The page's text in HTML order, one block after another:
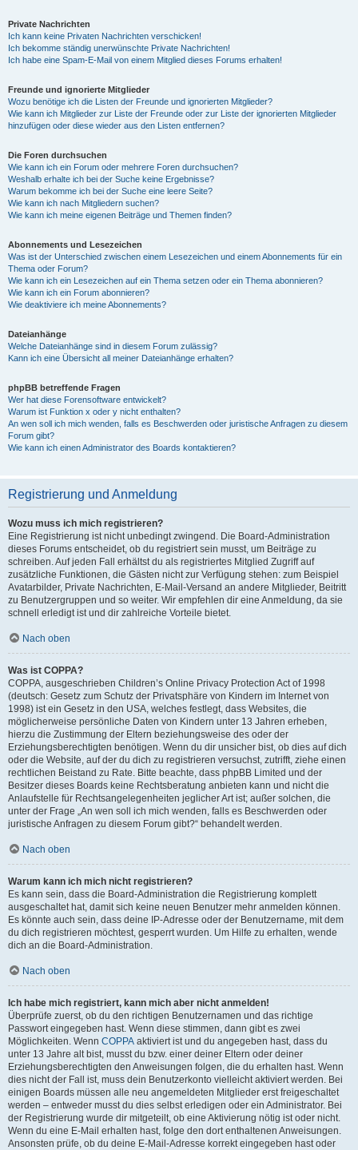
Private Nachrichten
Ich kann keine Privaten Nachrichten verschicken!
Ich bekomme ständig unerwünschte Private Nachrichten!
Ich habe eine Spam-E-Mail von einem Mitglied dieses Forums erhalten!
Freunde und ignorierte Mitglieder
Wozu benötige ich die Listen der Freunde und ignorierten Mitglieder?
Wie kann ich Mitglieder zur Liste der Freunde oder zur Liste der ignorierten Mitglieder
hinzufügen oder diese wieder aus den Listen entfernen?
Die Foren durchsuchen
Wie kann ich ein Forum oder mehrere Foren durchsuchen?
Weshalb erhalte ich bei der Suche keine Ergebnisse?
Warum bekomme ich bei der Suche eine leere Seite?
Wie kann ich nach Mitgliedern suchen?
Wie kann ich meine eigenen Beiträge und Themen finden?
Abonnements und Lesezeichen
Was ist der Unterschied zwischen einem Lesezeichen und einem Abonnements für ein
Thema oder Forum?
Wie kann ich ein Lesezeichen auf ein Thema setzen oder ein Thema abonnieren?
Wie kann ich ein Forum abonnieren?
Wie deaktiviere ich meine Abonnements?
Dateianhänge
Welche Dateianhänge sind in diesem Forum zulässig?
Kann ich eine Übersicht all meiner Dateianhänge erhalten?
phpBB betreffende Fragen
Wer hat diese Forensoftware entwickelt?
Warum ist Funktion x oder y nicht enthalten?
An wen soll ich mich wenden, falls es Beschwerden oder juristische Anfragen zu diesem
Forum gibt?
Wie kann ich einen Administrator des Boards kontaktieren?
Registrierung und Anmeldung
Wozu muss ich mich registrieren?
Eine Registrierung ist nicht unbedingt zwingend. Die Board-Administration
dieses Forums entscheidet, ob du registriert sein musst, um Beiträge zu
schreiben. Auf jeden Fall erhältst du als registriertes Mitglied Zugriff auf
zusätzliche Funktionen, die Gästen nicht zur Verfügung stehen: zum Beispiel
Avatarbilder, Private Nachrichten, E-Mail-Versand an andere Mitglieder, Beitritt
zu Benutzergruppen und so weiter. Wir empfehlen dir eine Anmeldung, da sie
schnell erledigt ist und dir zahlreiche Vorteile bietet.
Nach oben
Was ist COPPA?
COPPA, ausgeschrieben Children’s Online Privacy Protection Act of 1998
(deutsch: Gesetz zum Schutz der Privatsphäre von Kindern im Internet von
1998) ist ein Gesetz in den USA, welches festlegt, dass Websites, die
möglicherweise persönliche Daten von Kindern unter 13 Jahren erheben,
hierzu die Zustimmung der Eltern beziehungsweise des oder der
Erziehungsberechtigten benötigen. Wenn du dir unsicher bist, ob dies auf dich
oder die Website, auf der du dich zu registrieren versuchst, zutrifft, ziehe einen
rechtlichen Beistand zu Rate. Bitte beachte, dass phpBB Limited und der
Besitzer dieses Boards keine Rechtsberatung anbieten kann und nicht die
Anlaufstelle für Rechtsangelegenheiten jeglicher Art ist; außer solchen, die
unter der Frage „An wen soll ich mich wenden, falls es Beschwerden oder
juristische Anfragen zu diesem Forum gibt?“ behandelt werden.
Nach oben
Warum kann ich mich nicht registrieren?
Es kann sein, dass die Board-Administration die Registrierung komplett
ausgeschaltet hat, damit sich keine neuen Benutzer mehr anmelden können.
Es könnte auch sein, dass deine IP-Adresse oder der Benutzername, mit dem
du dich registrieren möchtest, gesperrt wurden. Um Hilfe zu erhalten, wende
dich an die Board-Administration.
Nach oben
Ich habe mich registriert, kann mich aber nicht anmelden!
Überprüfe zuerst, ob du den richtigen Benutzernamen und das richtige
Passwort eingegeben hast. Wenn diese stimmen, dann gibt es zwei
Möglichkeiten. Wenn COPPA aktiviert ist und du angegeben hast, dass du
unter 13 Jahre alt bist, musst du bzw. einer deiner Eltern oder deiner
Erziehungsberechtigten den Anweisungen folgen, die du erhalten hast. Wenn
dies nicht der Fall ist, muss dein Benutzerkonto vielleicht aktiviert werden. Bei
einigen Boards müssen alle neu angemeldeten Mitglieder erst freigeschaltet
werden – entweder musst du dies selbst erledigen oder ein Administrator. Bei
der Registrierung wurde dir mitgeteilt, ob eine Aktivierung nötig ist oder nicht.
Wenn du eine E-Mail erhalten hast, folge den dort enthaltenen Anweisungen.
Ansonsten prüfe, ob du deine E-Mail-Adresse korrekt eingegeben hast oder